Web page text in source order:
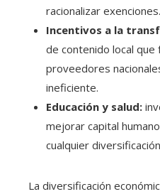
racionalizar exenciones.
Incentivos a la
de contenido local
proveedores
ineficiente.
Educación y salud:
mejorar capital
cualquier
La diversificación